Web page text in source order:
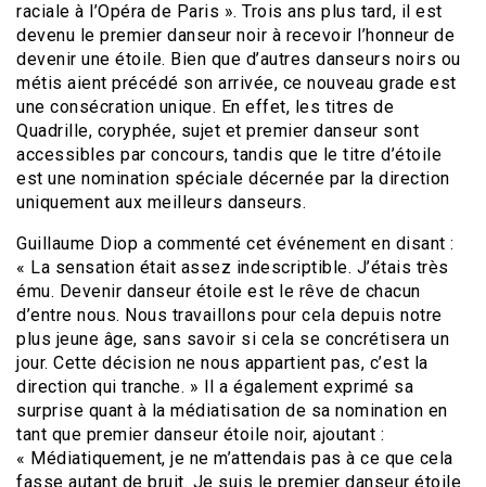
raciale à l’Opéra de Paris ». Trois ans plus tard, il est
devenu le premier danseur noir à recevoir l’honneur de
devenir une étoile. Bien que d’autres danseurs noirs ou
métis aient précédé son arrivée, ce nouveau grade est
une consécration unique. En effet, les titres de
Quadrille, coryphée, sujet et premier danseur sont
accessibles par concours, tandis que le titre d’étoile
est une nomination spéciale décernée par la direction
uniquement aux meilleurs danseurs.
Guillaume Diop a commenté cet événement en disant :
« La sensation était assez indescriptible. J’étais très
ému. Devenir danseur étoile est le rêve de chacun
d’entre nous. Nous travaillons pour cela depuis notre
plus jeune âge, sans savoir si cela se concrétisera un
jour. Cette décision ne nous appartient pas, c’est la
direction qui tranche. » Il a également exprimé sa
surprise quant à la médiatisation de sa nomination en
tant que premier danseur étoile noir, ajoutant :
« Médiatiquement, je ne m’attendais pas à ce que cela
fasse autant de bruit. Je suis le premier danseur étoile